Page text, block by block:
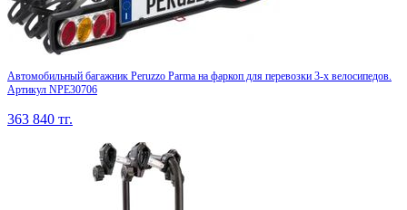
Автомобильный багажник Peruzzo Parma на фаркоп для перевозки 3-х велосипедов.
Артикул NPE30706
363 840 тг.